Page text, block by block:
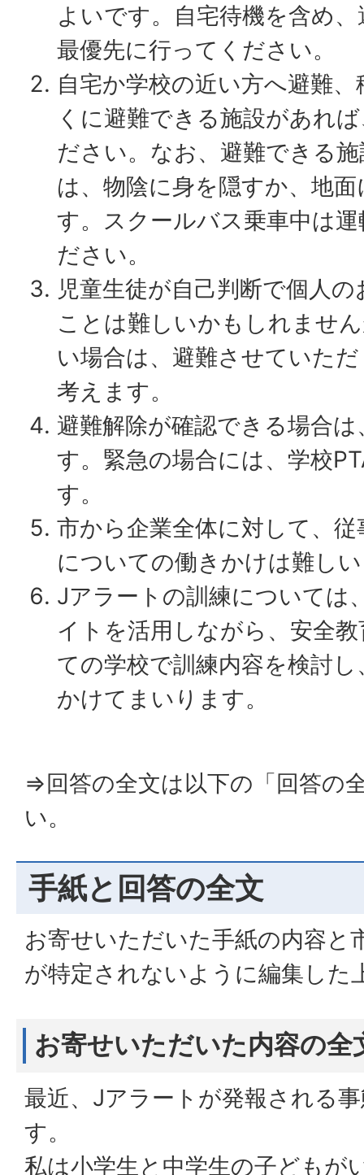
よいです。自宅待機を含め
最優先に行ってください。
自宅か学校の近い方へ避難
くに避難できる施設があれ
ださい。なお、避難できる
は、物陰に身を隠すか、地
す。スクールバス乗車中は
ださい。
児童生徒が自己判断で個人
ことは難しいかもしれませ
い場合は、避難させていた
考えます。
避難解除が確認できる場合
す。緊急の場合には、学校
す。
市から企業全体に対して、
についての働きかけは難し
Jアラートの訓練については
イトを活用しながら、安全
ての学校で訓練内容を検討
かけてまいります。
⇒回答の全文は以下の「回答の
い。
手紙と回答の全文
お寄せいただいた手紙の内容と
が特定されないように編集した
お寄せいただいた内容の全
最近、Jアラートが発報される
す。
私は小学生と中学生の子どもが